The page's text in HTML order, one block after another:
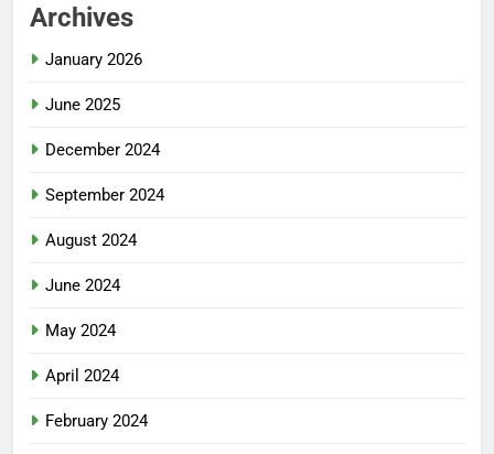
Archives
January 2026
June 2025
December 2024
September 2024
August 2024
June 2024
May 2024
April 2024
February 2024